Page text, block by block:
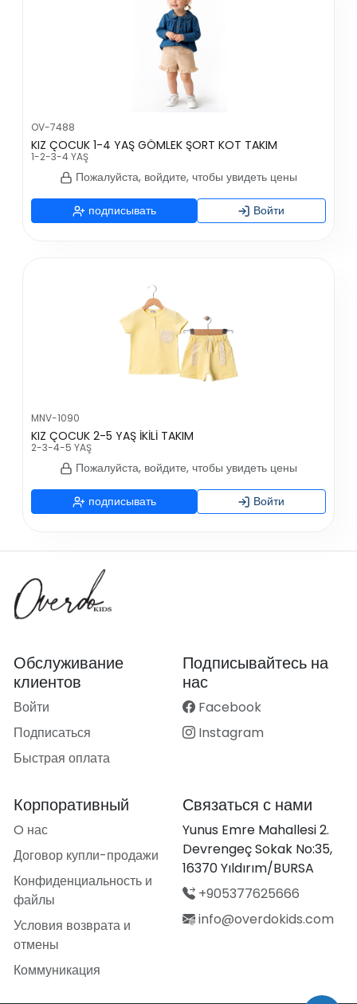
OV-7488
KIZ ÇOCUK 1-4 YAŞ GÖMLEK ŞORT KOT TAKIM
1-2-3-4 YAŞ
Пожалуйста, войдите, чтобы увидеть цены
подписывать Войти
MNV-1090
KIZ ÇOCUK 2-5 YAŞ İKİLİ TAKIM
2-3-4-5 YAŞ
Пожалуйста, войдите, чтобы увидеть цены
подписывать Войти
Корпоративный
O нас
Договор купли-продажи
Конфиденциальность и
файлы
Условия возврата и
отмены
Коммуникация
Обслуживание
клиентов
Войти
Подписаться
Быстрая оплата
Подписывайтесь на
нас
Facebook
Instagram
Связаться с нами
Yunus Emre Mahallesi 2.
Devrengeç Sokak No:35,
16370 Yıldırım/BURSA
+905377625666
info@overdokids.com